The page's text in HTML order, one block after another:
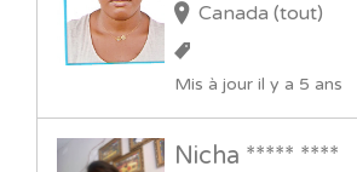
Canada (tout)
Mis à jour il y a 5 ans
Nicha ***** ****